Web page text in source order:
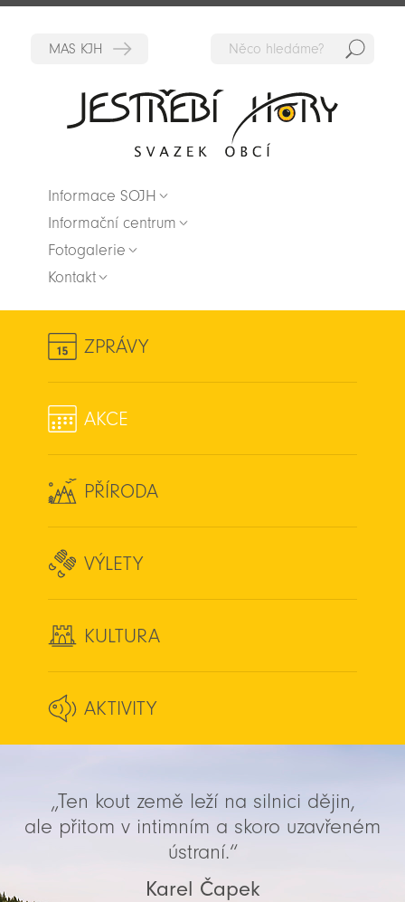
Informace SOJH
Informační centrum
Fotogalerie
Kontakt
ZPRÁVY
AKCE
PŘÍRODA
VÝLETY
KULTURA
AKTIVITY
„Ten kout země leží na silnici dějin,
ale přitom v intimním a skoro uzavřeném
ústraní.“
Karel Čapek